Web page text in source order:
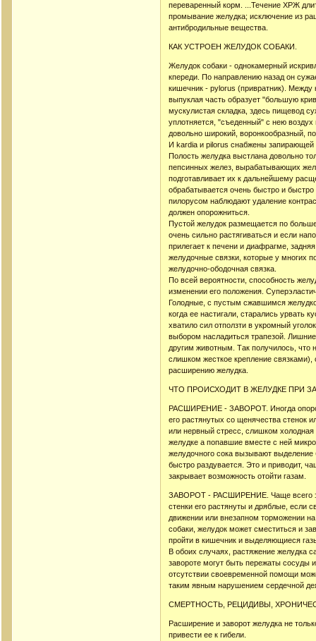
переваренный корм. ...Течение ХРЖ
промывание желудка; исключение из
антибродильные вещества.
КАК УСТРОЕН ЖЕЛУДОК СОБАКИ.
Желудок собаки - однокамерный
кпереди. По направлению назад он
кишечник - pylorus (привратник). Между
выпуклая часть образует "большую
мускулистая складка, здесь пищевод
уплотняется, "съеденный" с нею
довольно широкий, воронкообразный,
И kardia и pilorus снабжены запирающей
Полость желудка выстлана довольно
пепсинных желез, вырабатывающих
подготавливает их к дальнейшему
обрабатывается очень быстро и
пилорусом наблюдают удаление
должен опорожниться.
Пустой желудок размещается по
очень сильно растягиваться и если
прилегает к печени и диафрагме,
желудочные связки, которые у многих
желудочно-ободочная связка.
По всей вероятности, способность
изменении его положения.
Голодные, с пустым сжавшимся
когда ее настигали, старались урвать
хватило сил отползти в укромный
выбором насладиться трапезой.
другим животным. Так получилось, что
слишком жесткое крепление
расширению желудка.
ЧТО ПРОИСХОДИТ В ЖЕЛУДКЕ ПРИ
РАСШИРЕНИЕ - ЗАВОРОТ. Иногда
его растянутых со щенячества стенок
или нервный стресс, слишком
желудке а попавшие вместе с ней
желудочного сока вызывают выделение
быстро раздувается. Это и приводит,
закрывает возможность отойти газам.
ЗАВОРОТ - РАСШИРЕНИЕ. Чаще всего
стенки его растянуты и дряблые, если
движении или внезапном торможении
собаки, желудок может сместиться и
пройти в кишечник и выделяющиеся
В обоих случаях, растяжение желудка
завороте могут быть пережаты сосуды
отсутствии своевременной помощи
таким явным нарушением сердечной
СМЕРТНОСТЬ, РЕЦИДИВЫ,
Расширение и заворот желудка не
привести ее к гибели.